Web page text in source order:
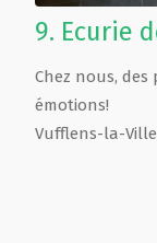
9. Ecurie
Chez nous,
émotions!
Vufflens-la-Ville